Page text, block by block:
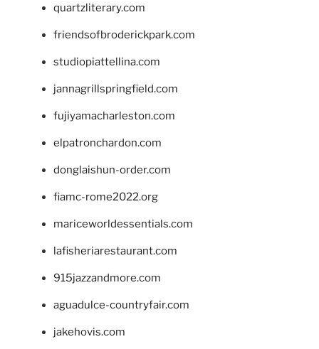
quartzliterary.com
friendsofbroderickpark.com
studiopiattellina.com
jannagrillspringfield.com
fujiyamacharleston.com
elpatronchardon.com
donglaishun-order.com
fiamc-rome2022.org
mariceworldessentials.com
lafisheriarestaurant.com
915jazzandmore.com
aguadulce-countryfair.com
jakehovis.com